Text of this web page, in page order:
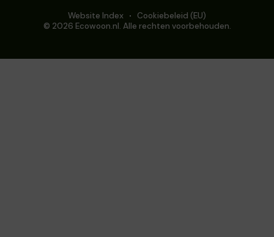
© 2026 Ecowoon.nl. Alle rechten voorbehouden.
Website Index Cookiebeleid (EU)